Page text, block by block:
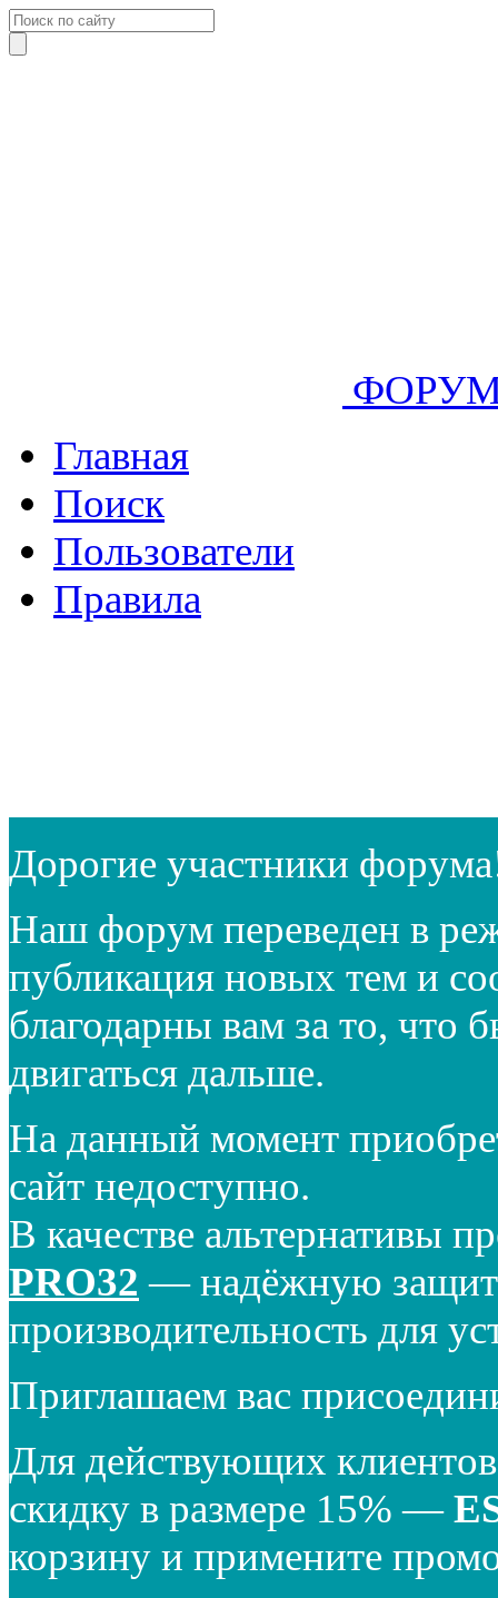
Главная
Поиск
Пользователи
Правила
Дорогие участники
Наш форум переведен в
публикация новых тем и
благодарны вам за то, что
двигаться дальше.
На данный момент
сайт недоступно.
В качестве альтернативы
PRO32 — надёжную
производительность для
Приглашаем вас
Для действующих
скидку в размере 15% —
корзину и примените